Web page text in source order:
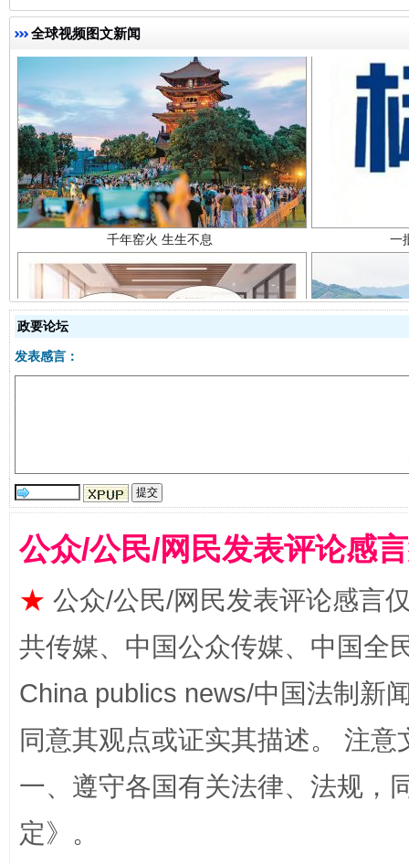
全球视频图文新闻
千年窑火 生生不息
受贿1.44亿！段成刚被判无期 从幼
政要论坛
发表感言：
公众/公民/网民发表评论感
★ 公众/公民/网民发表评论感言
共传媒、中国公众传媒、中国全
China publics news/中国法制新
同意其观点或证实其描述。 注
一、遵守各国有关法律、法规，
定》。